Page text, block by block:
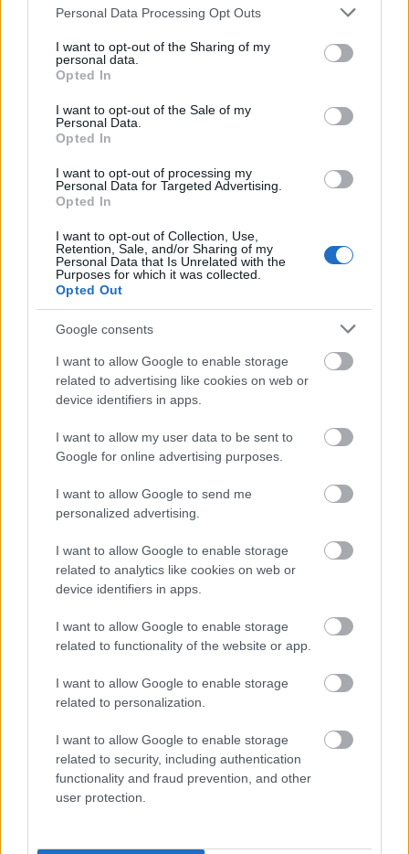
Please note that this website/app uses one or more Google
not limited to your visit or usage behaviour. You may click to
grant or deny consent to Google and its third-party tags to
use your data for below specified purposes in below Google
consent section.
Personal Data Processing Opt Outs
I want to opt-out of the Sharing of my
personal data.
Opted In
I want to opt-out of the Sale of my
Personal Data.
Opted In
I want to opt-out of processing my
Personal Data for Targeted Advertising.
Opted In
I want to opt-out of Collection, Use,
Retention, Sale, and/or Sharing of my
Personal Data that Is Unrelated with the
Purposes for which it was collected.
Opted Out
Google consents
I want to allow Google to enable storage
related to advertising like cookies on web or
device identifiers in apps.
I want to allow my user data to be sent to
Google for online advertising purposes.
I want to allow Google to send me
personalized advertising.
I want to allow Google to enable storage
related to analytics like cookies on web or
device identifiers in apps.
I want to allow Google to enable storage
related to functionality of the website or app.
I want to allow Google to enable storage
related to personalization.
I want to allow Google to enable storage
related to security, including authentication
functionality and fraud prevention, and other
user protection.
Ακολουθήστε το